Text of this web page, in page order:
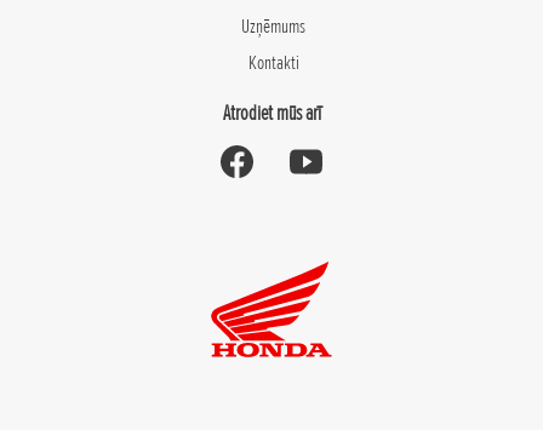
Uzņēmums
Kontakti
Atrodiet mūs arī